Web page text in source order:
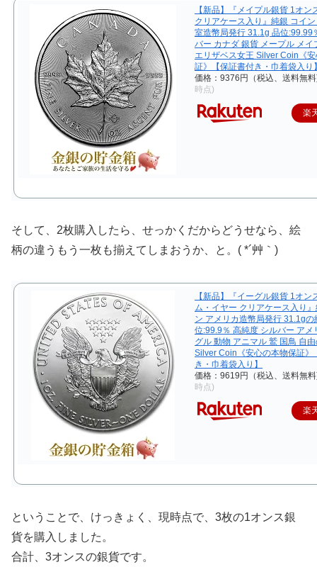
【新品】『メイプル銀貨 1オン
クリアケース入り』純銀 コイ
室造幣局発行 31.1g 品位:99.99
バー カナダ 銀貨 メープル メイ
エリザベス女王 Silver Coin《
証》【保証書付き・巾着袋入り
価格：9376円（税込、送料無
時点)
楽
そして、2枚購入したら、せっかくだからどうせなら、絵
柄の違うもう一枚も揃えてしまおうか、と。( *´艸｀)
【新品】『イーグル銀貨 1オン
ム・イヤー クリアケース入り
ン アメリカ造幣局発行 31.1gの
位:99.9％ 高純度 シルバー アメ
グル 動物 アニマル 鷲 国鳥 自
Silver Coin《安心の本物保証》
き・巾着袋入り】
価格：9619円（税込、送料無
時点)
楽
ということで、けっきょく、現時点で、3枚の1オンス銀
貨を購入しました。
合計、3オンスの銀貨です。